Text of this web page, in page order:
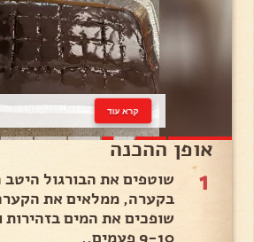
קרא עוד
אופן ההכנה
1
שוטפים את הבורגול
בקערה, ממלאים את
שופכים את המים בזהירות
9-10 פעמים..